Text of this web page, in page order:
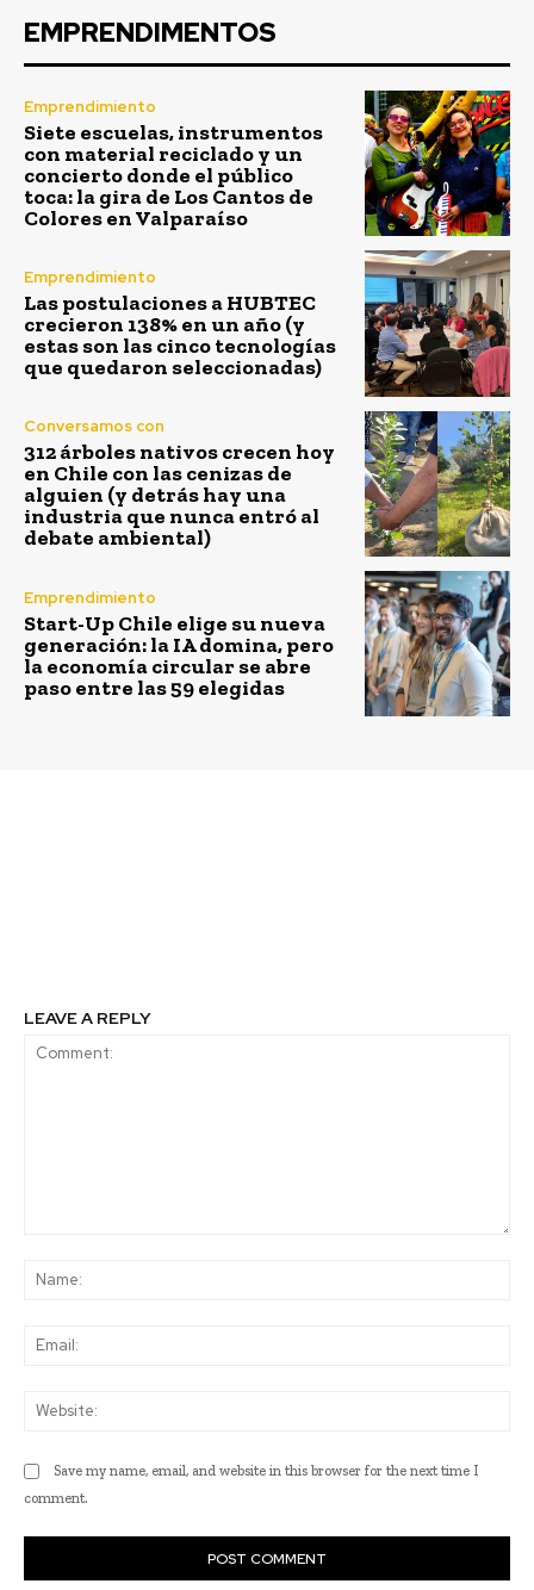
EMPRENDIMENTOS
Emprendimiento
Siete escuelas, instrumentos
con material reciclado y un
concierto donde el público
toca: la gira de Los Cantos de
Colores en Valparaíso
Emprendimiento
Las postulaciones a HUBTEC
crecieron 138% en un año (y
estas son las cinco tecnologías
que quedaron seleccionadas)
Conversamos con
312 árboles nativos crecen hoy
en Chile con las cenizas de
alguien (y detrás hay una
industria que nunca entró al
debate ambiental)
Emprendimiento
Start-Up Chile elige su nueva
generación: la IA domina, pero
la economía circular se abre
paso entre las 59 elegidas
LEAVE A REPLY
Save my name, email, and website in this browser for the next time I
comment.